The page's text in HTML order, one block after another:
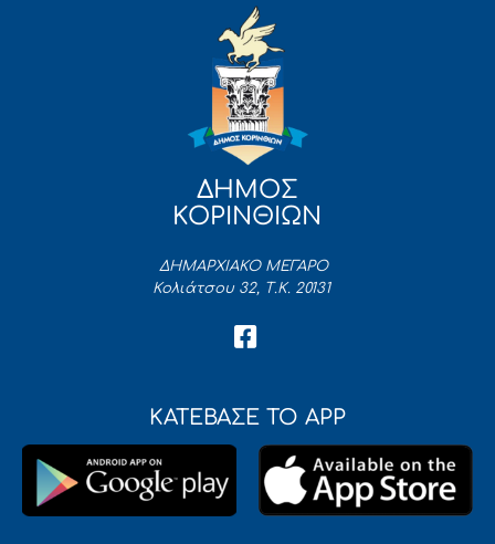
ΔΗΜΟΣ
ΚΟΡΙΝΘΙΩΝ
ΔΗΜΑΡΧΙΑΚΟ ΜΕΓΑΡΟ
Κολιάτσου 32, Τ.Κ. 20131
ΚΑΤΕΒΑΣΕ ΤΟ APP